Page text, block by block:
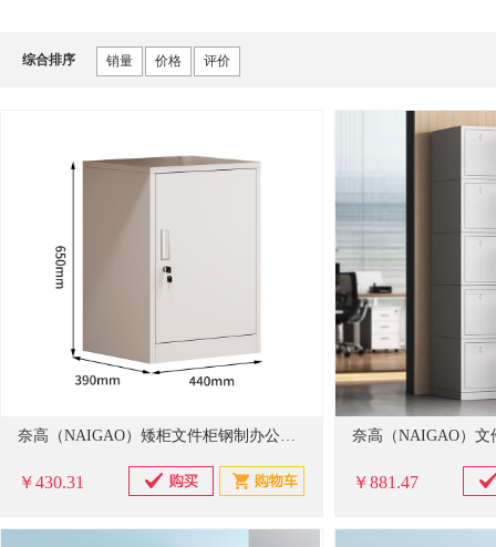
综合排序 销量 价格 评价
奈高（NAIGAO）矮柜文件柜钢制办公矮柜活动柜资料档案柜打印机柜密码白色单门 0.6mm厚440*390*650mm（长*宽*高）
￥430.31 ￥881.47